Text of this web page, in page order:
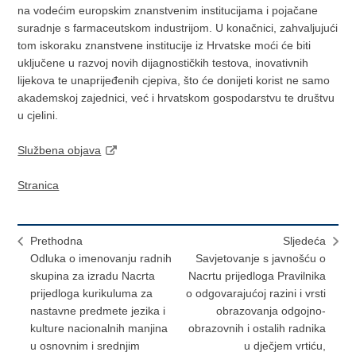
na vodećim europskim znanstvenim institucijama i pojačane
suradnje s farmaceutskom industrijom. U konačnici, zahvaljujući
tom iskoraku znanstvene institucije iz Hrvatske moći će biti
uključene u razvoj novih dijagnostičkih testova, inovativnih
lijekova te unaprijeđenih cjepiva, što će donijeti korist ne samo
akademskoj zajednici, već i hrvatskom gospodarstvu te društvu
u cjelini.
Službena objava
Stranica
Prethodna
Odluka o imenovanju radnih
skupina za izradu Nacrta
prijedloga kurikuluma za
nastavne predmete jezika i
kulture nacionalnih manjina
u osnovnim i srednjim
Sljedeća
Savjetovanje s javnošću o
Nacrtu prijedloga Pravilnika
o odgovarajućoj razini i vrsti
obrazovanja odgojno-
obrazovnih i ostalih radnika
u dječjem vrtiću,